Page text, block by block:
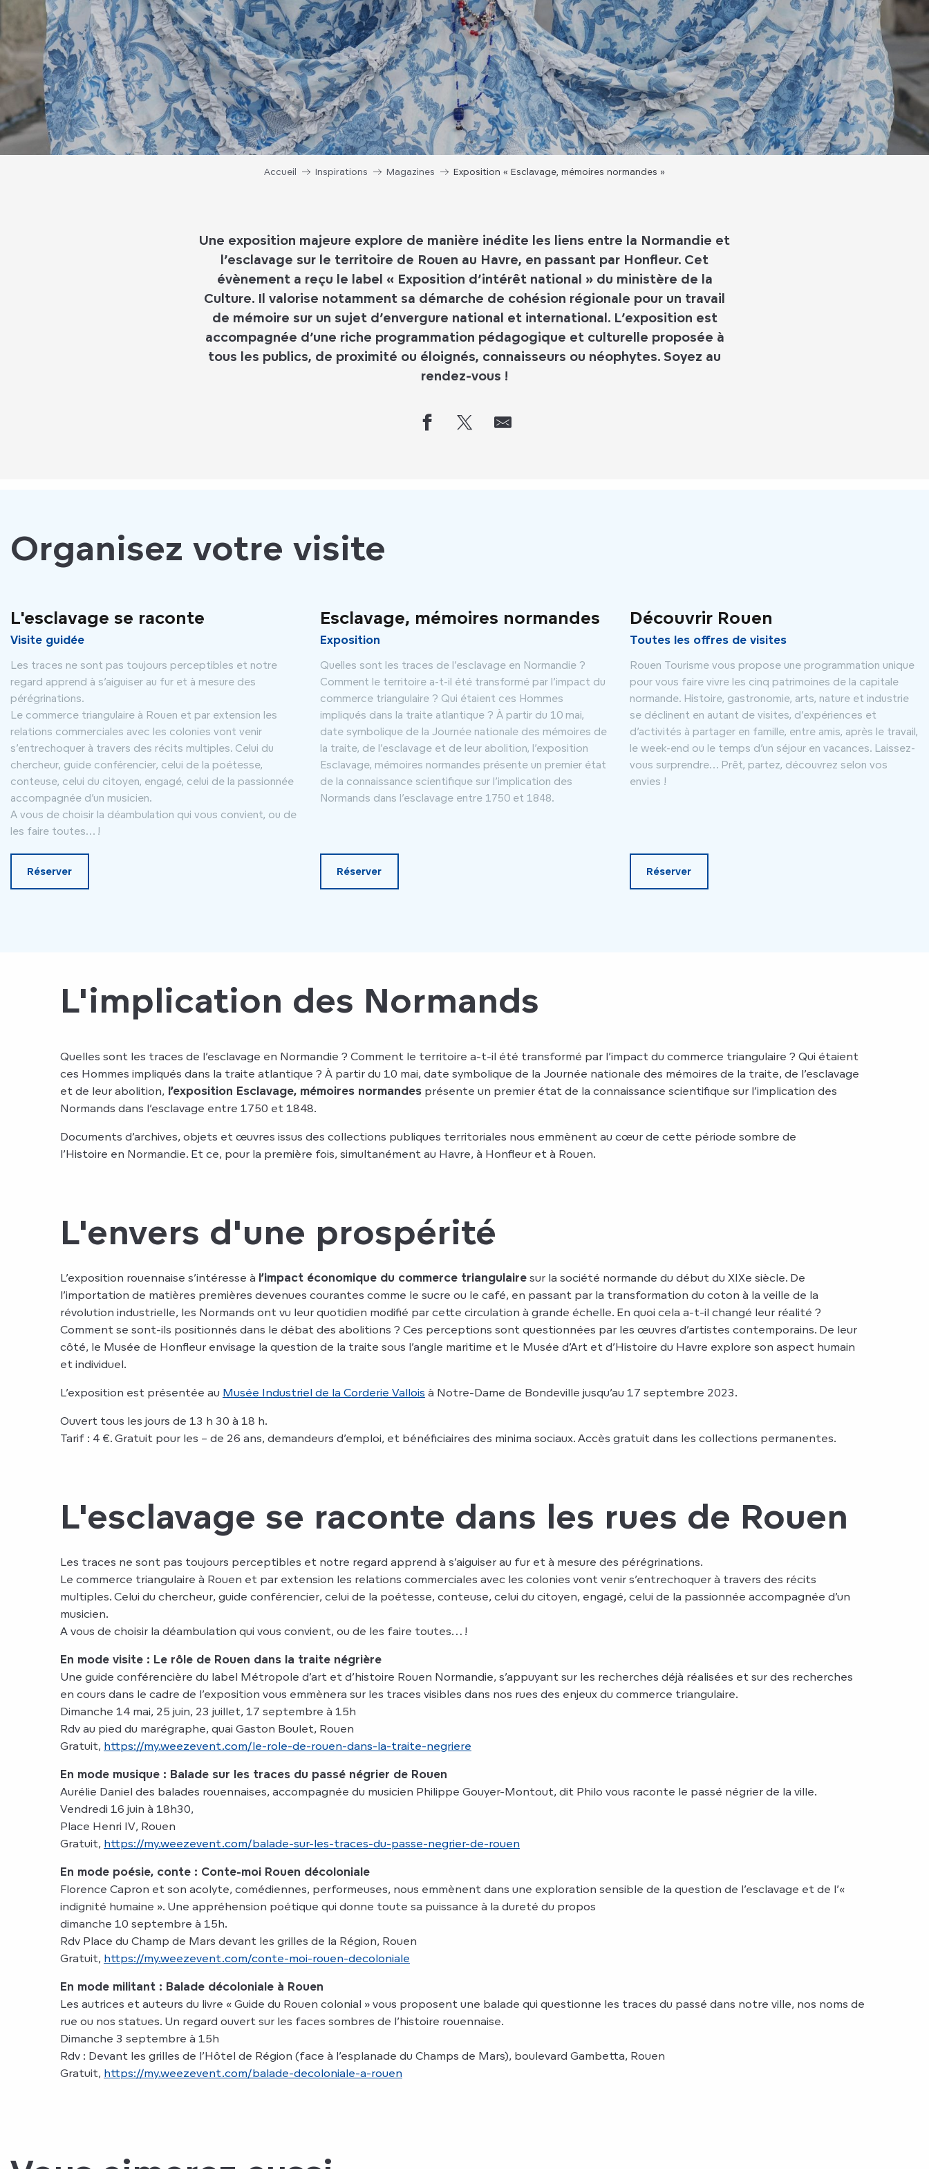
Accueil Inspirations Magazines Exposition « Esclavage, mémoires normandes »
Une exposition majeure explore de manière inédite les liens entre la Normandie et
l’esclavage sur le territoire de Rouen au Havre, en passant par Honfleur. Cet
évènement a reçu le label « Exposition d’intérêt national » du ministère de la
Culture. Il valorise notamment sa démarche de cohésion régionale pour un travail
de mémoire sur un sujet d’envergure national et international. L’exposition est
accompagnée d’une riche programmation pédagogique et culturelle proposée à
tous les publics, de proximité ou éloignés, connaisseurs ou néophytes. Soyez au
rendez-vous !
Organisez votre visite
L'esclavage se raconte
Visite guidée
Les traces ne sont pas toujours perceptibles et notre
regard apprend à s’aiguiser au fur et à mesure des
pérégrinations.
Le commerce triangulaire à Rouen et par extension les
relations commerciales avec les colonies vont venir
s’entrechoquer à travers des récits multiples. Celui du
chercheur, guide conférencier, celui de la poétesse,
conteuse, celui du citoyen, engagé, celui de la passionnée
accompagnée d’un musicien.
A vous de choisir la déambulation qui vous convient, ou de
les faire toutes… !
Réserver
Esclavage, mémoires normandes
Exposition
Quelles sont les traces de l’esclavage en Normandie ?
Comment le territoire a-t-il été transformé par l’impact du
commerce triangulaire ? Qui étaient ces Hommes
impliqués dans la traite atlantique ? À partir du 10 mai,
date symbolique de la Journée nationale des mémoires de
la traite, de l’esclavage et de leur abolition, l’exposition
Esclavage, mémoires normandes présente un premier état
de la connaissance scientifique sur l’implication des
Normands dans l’esclavage entre 1750 et 1848.
Réserver
Découvrir Rouen
Toutes les offres de visites
Rouen Tourisme vous propose une programmation unique
pour vous faire vivre les cinq patrimoines de la capitale
normande. Histoire, gastronomie, arts, nature et industrie
se déclinent en autant de visites, d’expériences et
d’activités à partager en famille, entre amis, après le travail,
le week-end ou le temps d’un séjour en vacances. Laissez-
vous surprendre… Prêt, partez, découvrez selon vos
envies !
Réserver
L'implication des Normands
Quelles sont les traces de l’esclavage en Normandie ? Comment le territoire a-t-il été transformé par l’impact du commerce triangulaire ? Qui étaient
ces Hommes impliqués dans la traite atlantique ? À partir du 10 mai, date symbolique de la Journée nationale des mémoires de la traite, de l’esclavage
et de leur abolition, l’exposition Esclavage, mémoires normandes présente un premier état de la connaissance scientifique sur l’implication des
Normands dans l’esclavage entre 1750 et 1848.
Documents d’archives, objets et œuvres issus des collections publiques territoriales nous emmènent au cœur de cette période sombre de
l’Histoire en Normandie. Et ce, pour la première fois, simultanément au Havre, à Honfleur et à Rouen.
L'envers d'une prospérité
L’exposition rouennaise s’intéresse à l’impact économique du commerce triangulaire sur la société normande du début du XIXe siècle. De
l’importation de matières premières devenues courantes comme le sucre ou le café, en passant par la transformation du coton à la veille de la
révolution industrielle, les Normands ont vu leur quotidien modifié par cette circulation à grande échelle. En quoi cela a-t-il changé leur réalité ?
Comment se sont-ils positionnés dans le débat des abolitions ? Ces perceptions sont questionnées par les œuvres d’artistes contemporains. De leur
côté, le Musée de Honfleur envisage la question de la traite sous l’angle maritime et le Musée d’Art et d’Histoire du Havre explore son aspect humain
et individuel.
L’exposition est présentée au Musée Industriel de la Corderie Vallois à Notre-Dame de Bondeville jusqu’au 17 septembre 2023.
Ouvert tous les jours de 13 h 30 à 18 h.
Tarif : 4 €. Gratuit pour les – de 26 ans, demandeurs d’emploi, et bénéficiaires des minima sociaux. Accès gratuit dans les collections permanentes.
L'esclavage se raconte dans les rues de Rouen
Les traces ne sont pas toujours perceptibles et notre regard apprend à s’aiguiser au fur et à mesure des pérégrinations.
Le commerce triangulaire à Rouen et par extension les relations commerciales avec les colonies vont venir s’entrechoquer à travers des récits
multiples. Celui du chercheur, guide conférencier, celui de la poétesse, conteuse, celui du citoyen, engagé, celui de la passionnée accompagnée d’un
musicien.
A vous de choisir la déambulation qui vous convient, ou de les faire toutes… !
En mode visite : Le rôle de Rouen dans la traite négrière
Une guide conférencière du label Métropole d’art et d’histoire Rouen Normandie, s’appuyant sur les recherches déjà réalisées et sur des recherches
en cours dans le cadre de l’exposition vous emmènera sur les traces visibles dans nos rues des enjeux du commerce triangulaire.
Dimanche 14 mai, 25 juin, 23 juillet, 17 septembre à 15h
Rdv au pied du marégraphe, quai Gaston Boulet, Rouen
Gratuit, https://my.weezevent.com/le-role-de-rouen-dans-la-traite-negriere
En mode musique : Balade sur les traces du passé négrier de Rouen
Aurélie Daniel des balades rouennaises, accompagnée du musicien Philippe Gouyer-Montout, dit Philo vous raconte le passé négrier de la ville.
Vendredi 16 juin à 18h30,
Place Henri IV, Rouen
Gratuit, https://my.weezevent.com/balade-sur-les-traces-du-passe-negrier-de-rouen
En mode poésie, conte : Conte-moi Rouen décoloniale
Florence Capron et son acolyte, comédiennes, performeuses, nous emmènent dans une exploration sensible de la question de l’esclavage et de l’«
indignité humaine ». Une appréhension poétique qui donne toute sa puissance à la dureté du propos
dimanche 10 septembre à 15h.
Rdv Place du Champ de Mars devant les grilles de la Région, Rouen
Gratuit, https://my.weezevent.com/conte-moi-rouen-decoloniale
En mode militant : Balade décoloniale à Rouen
Les autrices et auteurs du livre « Guide du Rouen colonial » vous proposent une balade qui questionne les traces du passé dans notre ville, nos noms de
rue ou nos statues. Un regard ouvert sur les faces sombres de l’histoire rouennaise.
Dimanche 3 septembre à 15h
Rdv : Devant les grilles de l’Hôtel de Région (face à l’esplanade du Champs de Mars), boulevard Gambetta, Rouen
Gratuit, https://my.weezevent.com/balade-decoloniale-a-rouen